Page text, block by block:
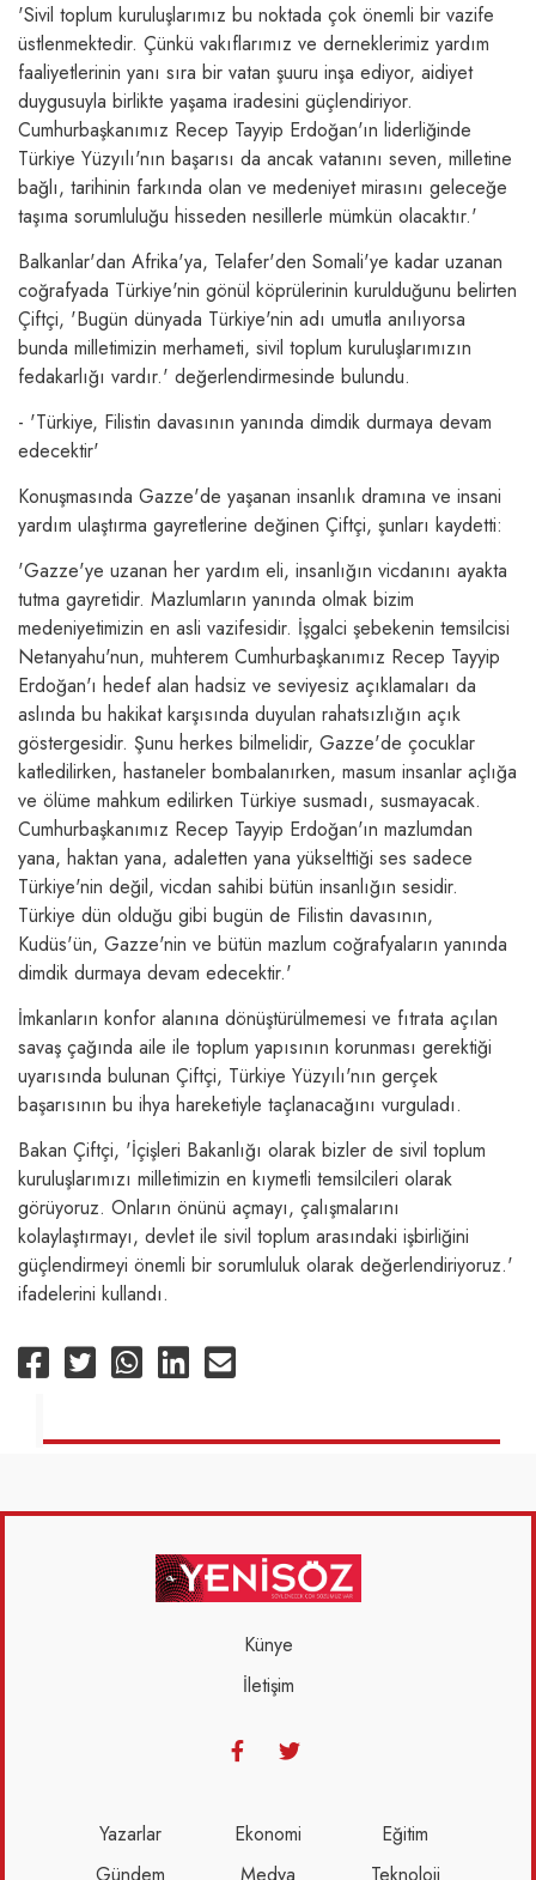
'Sivil toplum kuruluşlarımız bu noktada çok önemli bir vazife
üstlenmektedir. Çünkü vakıflarımız ve derneklerimiz yardım
faaliyetlerinin yanı sıra bir vatan şuuru inşa ediyor, aidiyet
duygusuyla birlikte yaşama iradesini güçlendiriyor.
Cumhurbaşkanımız Recep Tayyip Erdoğan'ın liderliğinde
Türkiye Yüzyılı'nın başarısı da ancak vatanını seven, milletine
bağlı, tarihinin farkında olan ve medeniyet mirasını geleceğe
taşıma sorumluluğu hisseden nesillerle mümkün olacaktır.'
Balkanlar'dan Afrika'ya, Telafer'den Somali'ye kadar uzanan
coğrafyada Türkiye'nin gönül köprülerinin kurulduğunu belirten
Çiftçi, 'Bugün dünyada Türkiye'nin adı umutla anılıyorsa
bunda milletimizin merhameti, sivil toplum kuruluşlarımızın
fedakarlığı vardır.' değerlendirmesinde bulundu.
- 'Türkiye, Filistin davasının yanında dimdik durmaya devam
edecektir'
Konuşmasında Gazze'de yaşanan insanlık dramına ve insani
yardım ulaştırma gayretlerine değinen Çiftçi, şunları kaydetti:
'Gazze'ye uzanan her yardım eli, insanlığın vicdanını ayakta
tutma gayretidir. Mazlumların yanında olmak bizim
medeniyetimizin en asli vazifesidir. İşgalci şebekenin temsilcisi
Netanyahu'nun, muhterem Cumhurbaşkanımız Recep Tayyip
Erdoğan'ı hedef alan hadsiz ve seviyesiz açıklamaları da
aslında bu hakikat karşısında duyulan rahatsızlığın açık
göstergesidir. Şunu herkes bilmelidir, Gazze'de çocuklar
katledilirken, hastaneler bombalanırken, masum insanlar açlığa
ve ölüme mahkum edilirken Türkiye susmadı, susmayacak.
Cumhurbaşkanımız Recep Tayyip Erdoğan'ın mazlumdan
yana, haktan yana, adaletten yana yükselttiği ses sadece
Türkiye'nin değil, vicdan sahibi bütün insanlığın sesidir.
Türkiye dün olduğu gibi bugün de Filistin davasının,
Kudüs'ün, Gazze'nin ve bütün mazlum coğrafyaların yanında
dimdik durmaya devam edecektir.'
İmkanların konfor alanına dönüştürülmemesi ve fıtrata açılan
savaş çağında aile ile toplum yapısının korunması gerektiği
uyarısında bulunan Çiftçi, Türkiye Yüzyılı'nın gerçek
başarısının bu ihya hareketiyle taçlanacağını vurguladı.
Bakan Çiftçi, 'İçişleri Bakanlığı olarak bizler de sivil toplum
kuruluşlarımızı milletimizin en kıymetli temsilcileri olarak
görüyoruz. Onların önünü açmayı, çalışmalarını
kolaylaştırmayı, devlet ile sivil toplum arasındaki işbirliğini
güçlendirmeyi önemli bir sorumluluk olarak değerlendiriyoruz.'
ifadelerini kullandı.
Künye
İletişim
Yazarlar
Ekonomi
Eğitim